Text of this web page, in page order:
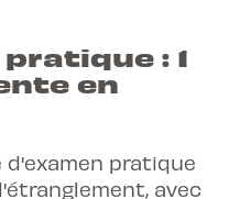
: 1
en
pratique
avec